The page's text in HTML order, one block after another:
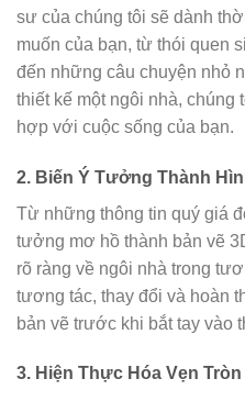
sư của chúng tôi sẽ dành
muốn của bạn, từ thói quen
đến những câu chuyện nhỏ
thiết kế một ngôi nhà, chúng
hợp với cuộc sống của bạn.
2. Biến Ý Tưởng Thành
Từ những thông tin quý giá
tưởng mơ hồ thành bản vẽ
rõ ràng về ngôi nhà trong
tương tác, thay đổi và hoàn
bản vẽ trước khi bắt tay vào
3. Hiện Thực Hóa Vẹn Tròn